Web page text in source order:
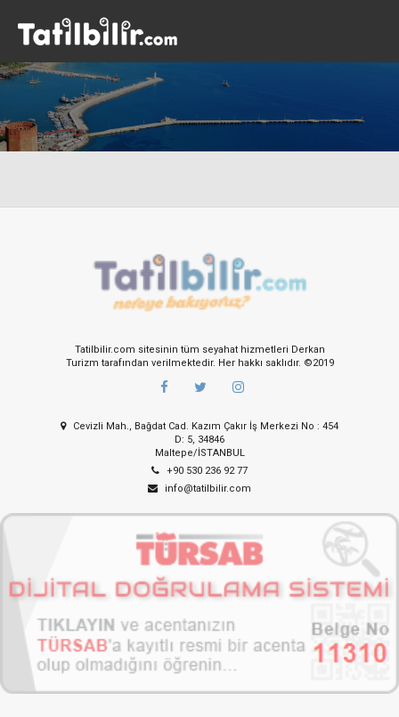
Tatilbilir.com sitesinin tüm seyahat hizmetleri Derkan
Turizm tarafından verilmektedir. Her hakkı saklıdır. ©2019
Cevizli Mah., Bağdat Cad. Kazım Çakır İş Merkezi No : 454
D: 5, 34846
Maltepe/İSTANBUL
+90 530 236 92 77
info@tatilbilir.com